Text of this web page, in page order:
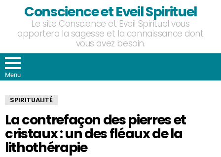
Conscience et Eveil Spirituel
Le site Conscience et Eveil Spirituel vous
apportera la sagesse et la connaissance dont
vous avez besoin.
Menu
SPIRITUALITÉ
La contrefaçon des pierres et
cristaux : un des fléaux de la
lithothérapie